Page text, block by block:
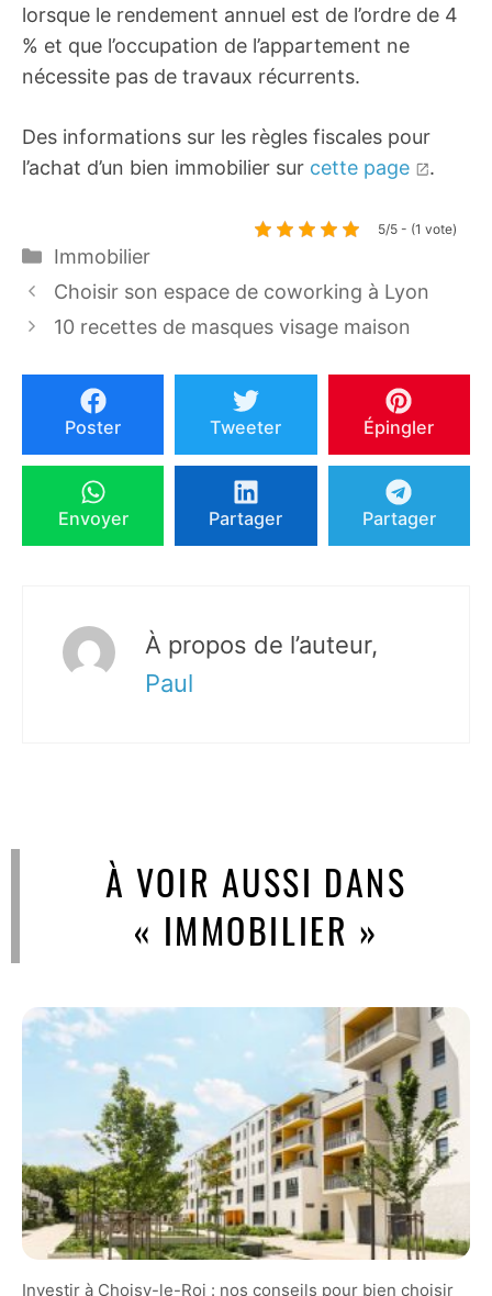
lorsque le rendement annuel est de l’ordre de 4
% et que l’occupation de l’appartement ne
nécessite pas de travaux récurrents.
Des informations sur les règles fiscales pour
l’achat d’un bien immobilier sur cette page .
5/5 - (1 vote)
Catégories
Immobilier
Choisir son espace de coworking à Lyon
10 recettes de masques visage maison
Poster Tweeter Épingler
Envoyer Partager Partager
À propos de l’auteur,
Paul
À VOIR AUSSI DANS
« IMMOBILIER »
Investir à Choisy-le-Roi : nos conseils pour bien choisir